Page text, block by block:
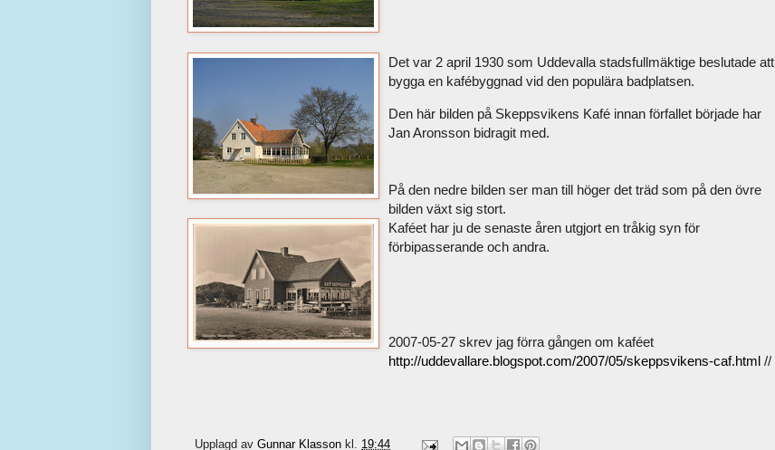
Det var 2 april 1930 som Uddevalla stadsfullmäktige beslutade att
bygga en kafébyggnad vid den populära badplatsen.
Den här bilden på Skeppsvikens Kafé innan förfallet började har
Jan Aronsson bidragit med.
På den nedre bilden ser man till höger det träd som på den övre
bilden växt sig stort.
Kaféet har ju de senaste åren utgjort en tråkig syn för
förbipasserande och andra.
2007-05-27 skrev jag förra gången om kaféet
http://uddevallare.blogspot.com/2007/05/skeppsvikens-caf.html //
Upplagd av Gunnar Klasson kl. 19:44